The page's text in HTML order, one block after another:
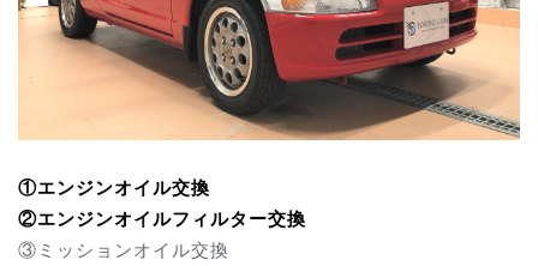
①エンジンオイル交換
②エンジンオイルフィルター交換
③ミッションオイル交換